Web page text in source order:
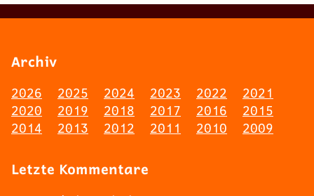
Archiv
2026 2025 2024 2023 2022
2021
2020
2019 2018 2017 2016
2015
2014
2013 2012 2011 2010 2009
Letzte Kommentare